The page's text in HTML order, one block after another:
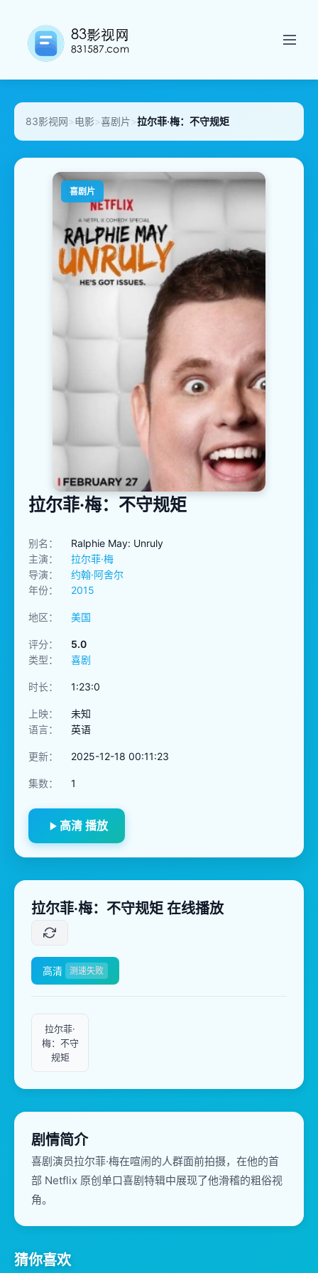
83影视网>电影>喜剧片>拉尔菲·梅：不守规矩
喜剧片
拉尔菲·梅：不守规矩
别名：
Ralphie May: Unruly
主演：
拉尔菲·梅
导演：
约翰·阿舍尔
年份：
2015
地区： 美国
评分：
5.0
类型：
喜剧
时长： 1:23:0
上映：
未知
语言：
英语
更新： 2025-12-18 00:11:23
集数： 1
高清 播放
拉尔菲·梅：不守规矩 在线播放
高清 测速失败
拉尔菲·
梅：不守
规矩
剧情简介
喜剧演员拉尔菲·梅在喧闹的人群面前拍摄，在他的首
部 Netflix 原创单口喜剧特辑中展现了他滑稽的粗俗视
角。
猜你喜欢